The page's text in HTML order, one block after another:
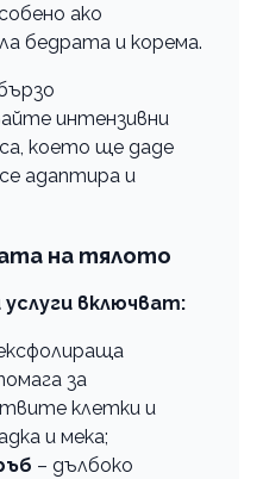
ако
бедрата и корема.
интензивни
което ще даде
адаптира и
на тялото
включват:
за
клетки и
и мека;
– дълбоко